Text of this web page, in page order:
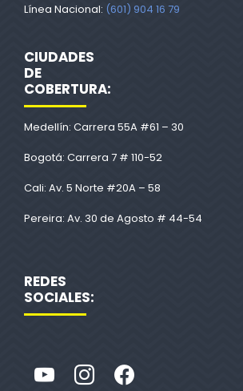
Línea Nacional: (601) 904 16 79
CIUDADES
DE
COBERTURA:
Medellín: Carrera 55A #61 – 30
Bogotá: Carrera 7 # 110-52
Cali: Av. 5 Norte #20A – 58
Pereira: Av. 30 de Agosto # 44-54
REDES
SOCIALES: